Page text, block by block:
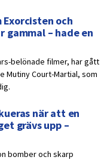
och
gammal – hade en
belönade filmer, har gått
Mutiny Court-Martial, som
när att en
grävs upp –
bomber och skarp